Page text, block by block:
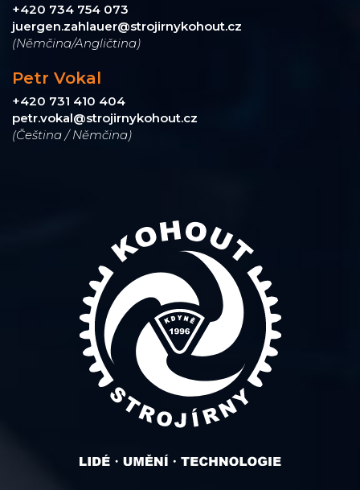
+420 734 754 073
juergen.zahlauer@strojirnykohout.cz
(Němčina/Angličtina)
Petr Vokal
+420 731 410 404
petr.vokal@strojirnykohout.cz
(Čeština / Němčina)